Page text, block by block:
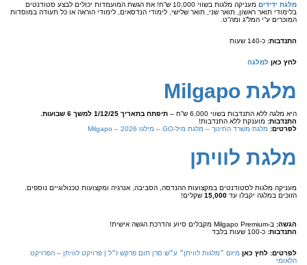
מלגת ידידים
מעניקה מלגות בשווי 10,000 ש”ח! את הגשת המועמדות יכולים לבצע סטודנטים
בלימודי תואר ראשון, תואר שני, תואר שלישי, לימודי הנדסאים, לימודי הוראה או כל תעודה במוסדות
המוכרים ע”י המל”ג ומה”ט.
התנדבות: כ-140 שעות
לחץ כאן למלגה
מלגת Milgapo
היא מלגה ללא התנדבות בשווי 6,000 ש”ח –
תיפתח בתאריך 1/12/25 למשך 6 שבועות.
התנדבות: מוענקת ללא התנדבות!
לפרטים: מלגת משרד החינוך – מלגת מיל-GO – מילגו 2026 – Milgapo
מלגת לוויתן
מעניקה מלגות לסטודנטים במקצועות ההנדסה, הסביבה, אנרגיה ומקצועות טכנולוגיים נוספים.
הזוכים במלגה יקבלו עד 15,000 שקלים!
הגשה: ב-Milgapo Premium מקבלים סיוע והדרכת הגשה אישית!
התנדבות: כ-100 שעות בלבד
לפרטים: לחץ כאן מיזם ״מלגות לוויתן״ ע״ש סרן תום פרקש ז״ל | פרויקט לוויתן – הפרויקט
הלאומי